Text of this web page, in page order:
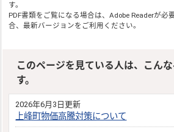
す。
PDF書類をご覧になる場合は、Adobe Readerが必
合、最新バージョンをご利用ください。
このページを見ている人は、こん
す。
2026年6月3日更新
上峰町物価高騰対策について